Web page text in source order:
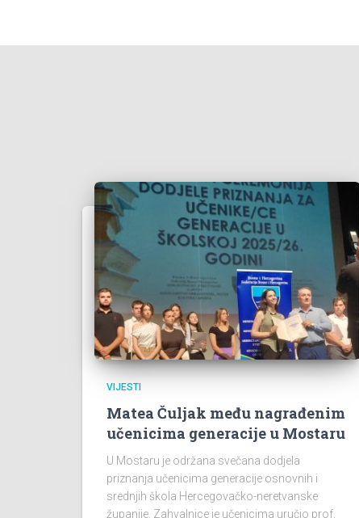
VIJESTI
Matea Čuljak među nagrađenim
učenicima generacije u Mostaru
U Mostaru je održana svečana dodjela
priznanja učenicima generacije osnovnih i
srednjih škola Hercegovačko-neretvanske
županije. Zahvalnice je učenicima uručio prof.